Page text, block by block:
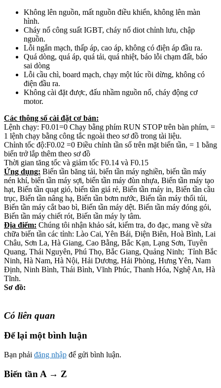
Không lên nguồn, mất nguồn điều khiển, không lên màn
hình.
Cháy nổ công suất IGBT, cháy nổ diot chỉnh lưu, chập
nguồn.
Lỗi ngắn mạch, thấp áp, cao áp, không có điện áp đầu ra.
Quá dòng, quá áp, quá tải, quá nhiệt, báo lỗi chạm đất, báo
sai dòng
Lỗi cầu chì, board mạch, chạy một lúc rồi dừng, không có
điện đầu ra.
Không cài đặt được, đấu nhầm nguồn nổ, cháy động cơ
motor.
Các thông số cài đặt cơ bản:
Lệnh chạy: F0.01=0 Chạy bằng phím RUN STOP trên bàn phím, =
1 lệnh chạy bằng công tắc ngoài theo sơ đồ trong tài liệu.
Chỉnh tốc độ:F0.02 =0 Điều chỉnh tần số trên mặt biến tần, = 1 bằng
biến trở lắp thêm theo sơ đồ
Thời gian tăng tốc và giảm tốc F0.14 và F0.15
Ứng dụng: Biến tần băng tải, biến tần máy nghiền, biến tần máy
nén khí, biến tần máy sợi, biến tần máy đùn nhựa, Biến tần máy tạo
hạt, Biến tần quạt gió, biến tần giá rẻ, Biến tần máy in, Biến tần cầu
trục, Biến tần nâng hạ, Biến tần bơm nước, Biến tần máy thổi túi,
Biến tần máy cắt bao bì, Biến tần máy dệt. Biến tần máy đóng gói,
Biến tần máy chiết rót, Biến tần máy ly tâm.
Địa điểm: Chúng tôi nhận khảo sát, kiểm tra, đo đạc, mang về sửa
chữa biến tần các tỉnh: Lào Cai, Yên Bái, Điện Biên, Hoà Bình, Lai
Châu, Sơn La, Hà Giang, Cao Bằng, Bắc Kạn, Lạng Sơn, Tuyên
Quang, Thái Nguyên, Phú Thọ, Bắc Giang, Quảng Ninh; Tỉnh Bắc
Ninh, Hà Nam, Hà Nội, Hải Dương, Hải Phòng, Hưng Yên, Nam
Định, Ninh Bình, Thái Bình, Vĩnh Phúc, Thanh Hóa, Nghệ An, Hà
Tĩnh.
Sơ đồ:
Có liên quan
Để lại một bình luận
Bạn phải đăng nhập để gửi bình luận.
Biến tần A → Z